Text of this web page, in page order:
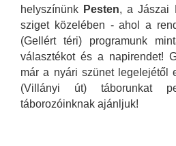
helyszínünk Pesten, a Jászai
sziget közelében - ahol a
(Gellért téri) programunk
választékot és a napirendet!
már a nyári szünet legelejétől
(Villányi út) táborunkat
táborozóinknak ajánljuk!